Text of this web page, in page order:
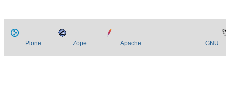
Plone Zope Apache GNU